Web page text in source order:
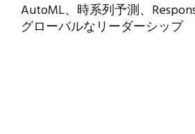
AutoML、時系列予測、
グローバルなリーダーシップ